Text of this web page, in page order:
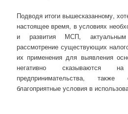
Подводя итоги вышесказанному,
настоящее время, в условиях
и развития МСП, актуальным
рассмотрение существующих
их применения для выявления
негативно сказываются
предпринимательства, также
благоприятные условия в